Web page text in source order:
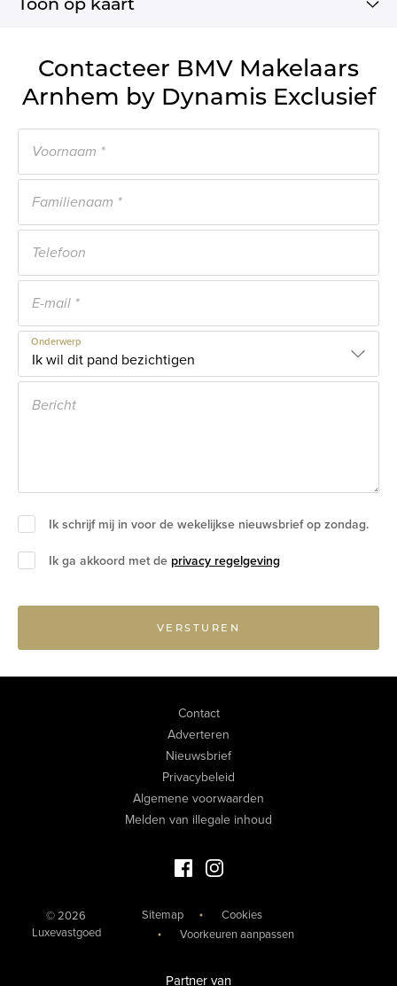
Contacteer BMV Makelaars
Arnhem by Dynamis Exclusief
Onderwerp
Ik schrijf mij in voor de wekelijkse nieuwsbrief op zondag.
Ik ga akkoord met de privacy regelgeving
VERSTUREN
Contact
Adverteren
Nieuwsbrief
Privacybeleid
Algemene voorwaarden
Melden van illegale inhoud
Facebook Luxevastgoed
Instagram Luxevastgoed
© 2026
Luxevastgoed
Sitemap
Cookies
Voorkeuren aanpassen
Partner van